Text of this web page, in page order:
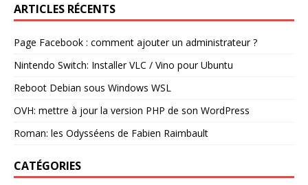
ARTICLES RÉCENTS
Page Facebook : comment ajouter un administrateur ?
Nintendo Switch: Installer VLC / Vino pour Ubuntu
Reboot Debian sous Windows WSL
OVH: mettre à jour la version PHP de son WordPress
Roman: les Odysséens de Fabien Raimbault
CATÉGORIES